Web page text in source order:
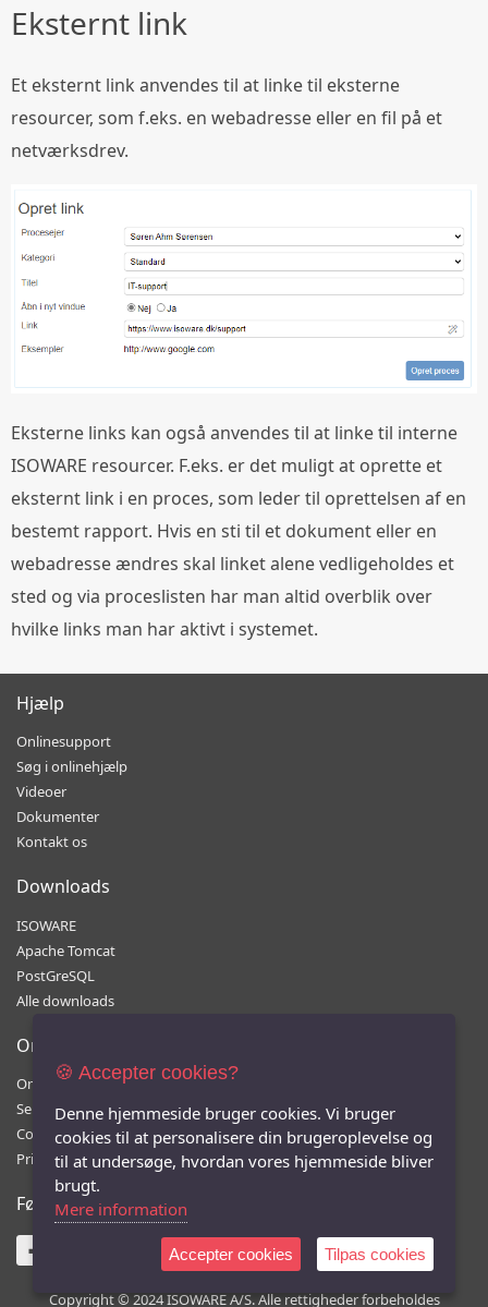
Eksternt link
Et eksternt link anvendes til at linke til eksterne
resourcer, som f.eks. en webadresse eller en fil på et
netværksdrev.
Eksterne links kan også anvendes til at linke til interne
ISOWARE resourcer. F.eks. er det muligt at oprette et
eksternt link i en proces, som leder til oprettelsen af en
bestemt rapport. Hvis en sti til et dokument eller en
webadresse ændres skal linket alene vedligeholdes et
sted og via proceslisten har man altid overblik over
hvilke links man har aktivt i systemet.
Hjælp
Onlinesupport
Søg i onlinehjælp
Videoer
Dokumenter
Kontakt os
Downloads
ISOWARE
Apache Tomcat
PostGreSQL
Alle downloads
Om
Om os
Seneste releases
Cookies
Privatlivspolitik
Følg os
Copyright © 2024 ISOWARE A/S. Alle rettigheder forbeholdes
🍪 Accepter cookies?
Denne hjemmeside bruger cookies. Vi bruger
cookies til at personalisere din brugeroplevelse og
til at undersøge, hvordan vores hjemmeside bliver
brugt.
Mere information
Accepter cookies Tilpas cookies